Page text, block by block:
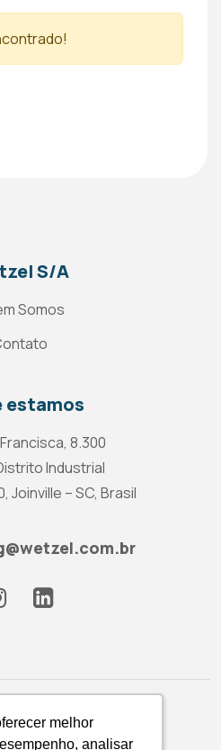
melhor
analisar
melhor
analisar
S/A
Somos
estamos
8.300
Industrial
Joinville – SC, Brasil